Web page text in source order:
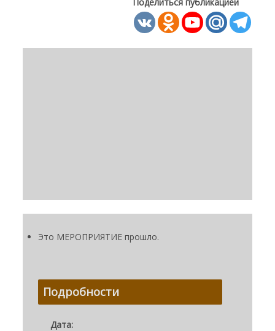
Это МЕРОПРИЯТИЕ прошло.
Подробности
Дата: